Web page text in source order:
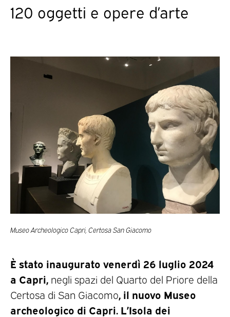
120 oggetti e opere d’arte
Museo Archeologico Capri, Certosa San Giacomo
È stato inaugurato venerdì 26 luglio 2024
a Capri, negli spazi del Quarto del Priore della
Certosa di San Giacomo, il nuovo Museo
archeologico di Capri. L’Isola dei